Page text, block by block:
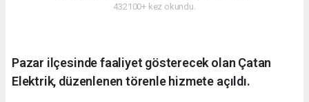
432100+ kez okundu.
Pazar ilçesinde faaliyet gösterecek olan Çatan
Elektrik, düzenlenen törenle hizmete açıldı.